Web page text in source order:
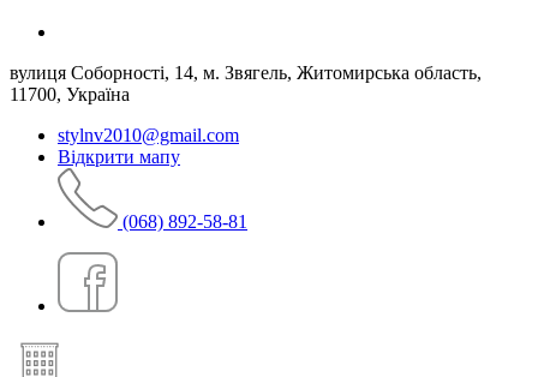
вулиця Соборності, 14, м. Звягель, Житомирська область,
11700, Україна
stylnv2010@gmail.com
Відкрити мапу
(068) 892-58-81